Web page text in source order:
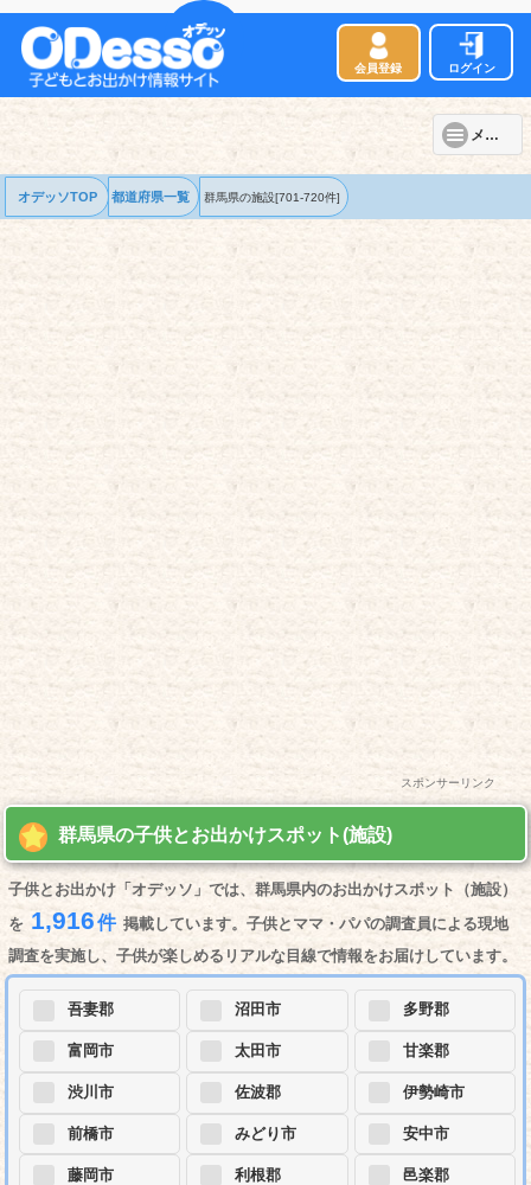
会員登録 ログイン
メニュー
オデッソTOP 都道府県一覧 群馬県の施設[701-720件]
スポンサーリンク
群馬県の子供とお出かけスポット(施設)
子供とお出かけ「オデッソ」では、群馬県内のお出かけスポット（施設）
を 1,916件 掲載しています。子供とママ・パパの調査員による現地
調査を実施し、子供が楽しめるリアルな目線で情報をお届けしています。
吾妻郡
富岡市
渋川市
前橋市
藤岡市
沼田市
太田市
佐波郡
みどり市
利根郡
多野郡
甘楽郡
伊勢崎市
安中市
邑楽郡